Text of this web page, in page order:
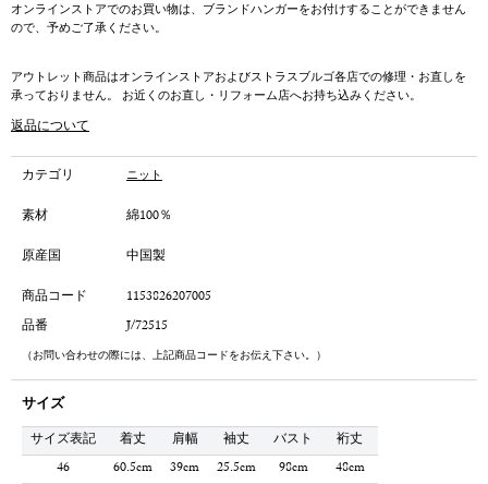
オンラインストアでのお買い物は、ブランドハンガーをお付けすることができません
ので、予めご了承ください。
アウトレット商品はオンラインストアおよびストラスブルゴ各店での修理・お直しを
承っておりません。 お近くのお直し・リフォーム店へお持ち込みください。
返品について
カテゴリ ニット
素材
綿100％
原産国
中国製
商品コード
1153826207005
品番
J/72515
（お問い合わせの際には、上記商品コードをお伝え下さい。）
サイズ
サイズ表記 着丈 肩幅 袖丈 バスト
裄丈
46
60.5cm 39cm 25.5cm 98cm
48cm